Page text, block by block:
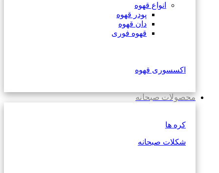
انواع قهوه
پودر قهوه
دان قهوه
قهوه فوری
اکسسوری قهوه
محصولات صبحانه
کره ها
شکلات صبحانه